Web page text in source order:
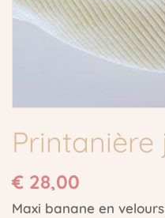
Printanière
€ 28,00
Maxi banane en